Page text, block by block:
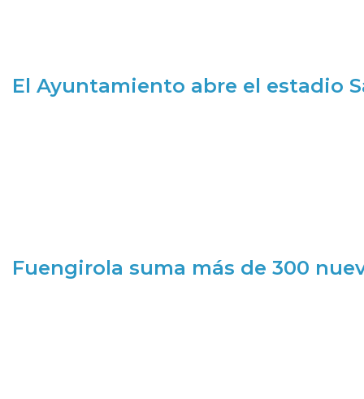
El Ayuntamiento abre el estadio
Fuengirola suma más de 300